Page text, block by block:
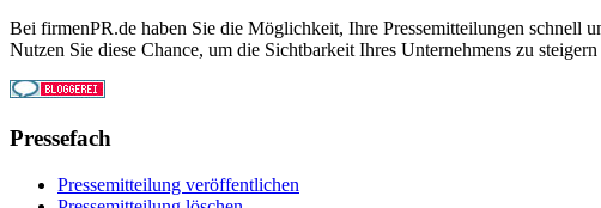
Bei firmenPR.de haben Sie die Möglichkeit, Ihre Pressemitteilungen schnell
Nutzen Sie diese Chance, um die Sichtbarkeit Ihres Unternehmens zu
Pressefach
Pressemitteilung veröffentlichen